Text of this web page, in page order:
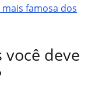
famosa dos
você deve